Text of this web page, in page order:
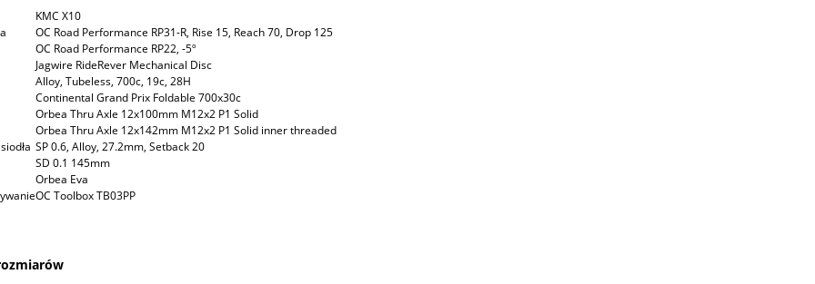
KMC X10
OC Road Performance RP31-R, Rise 15, Reach 70, Drop 125
OC Road Performance RP22, -5º
Jagwire RideRever Mechanical Disc
Alloy, Tubeless, 700c, 19c, 28H
Continental Grand Prix Foldable 700x30c
Orbea Thru Axle 12x100mm M12x2 P1 Solid
Orbea Thru Axle 12x142mm M12x2 P1 Solid inner threaded
SP 0.6, Alloy, 27.2mm, Setback 20
SD 0.1 145mm
Orbea Eva
OC Toolbox TB03PP